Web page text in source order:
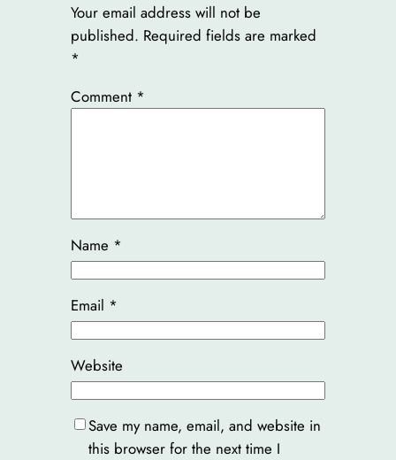
Your email address will not be
published. Required fields are marked
*
Comment *
Name *
Email *
Website
Save my name, email, and website in
this browser for the next time I